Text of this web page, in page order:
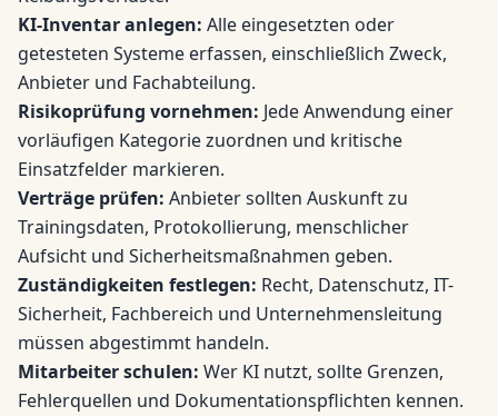
KI-Inventar anlegen: Alle eingesetzten oder
getesteten Systeme erfassen, einschließlich Zweck,
Anbieter und Fachabteilung.
Risikoprüfung vornehmen: Jede Anwendung einer
vorläufigen Kategorie zuordnen und kritische
Einsatzfelder markieren.
Verträge prüfen: Anbieter sollten Auskunft zu
Trainingsdaten, Protokollierung, menschlicher
Aufsicht und Sicherheitsmaßnahmen geben.
Zuständigkeiten festlegen: Recht, Datenschutz, IT-
Sicherheit, Fachbereich und Unternehmensleitung
müssen abgestimmt handeln.
Mitarbeiter schulen: Wer KI nutzt, sollte Grenzen,
Fehlerquellen und Dokumentationspflichten kennen.